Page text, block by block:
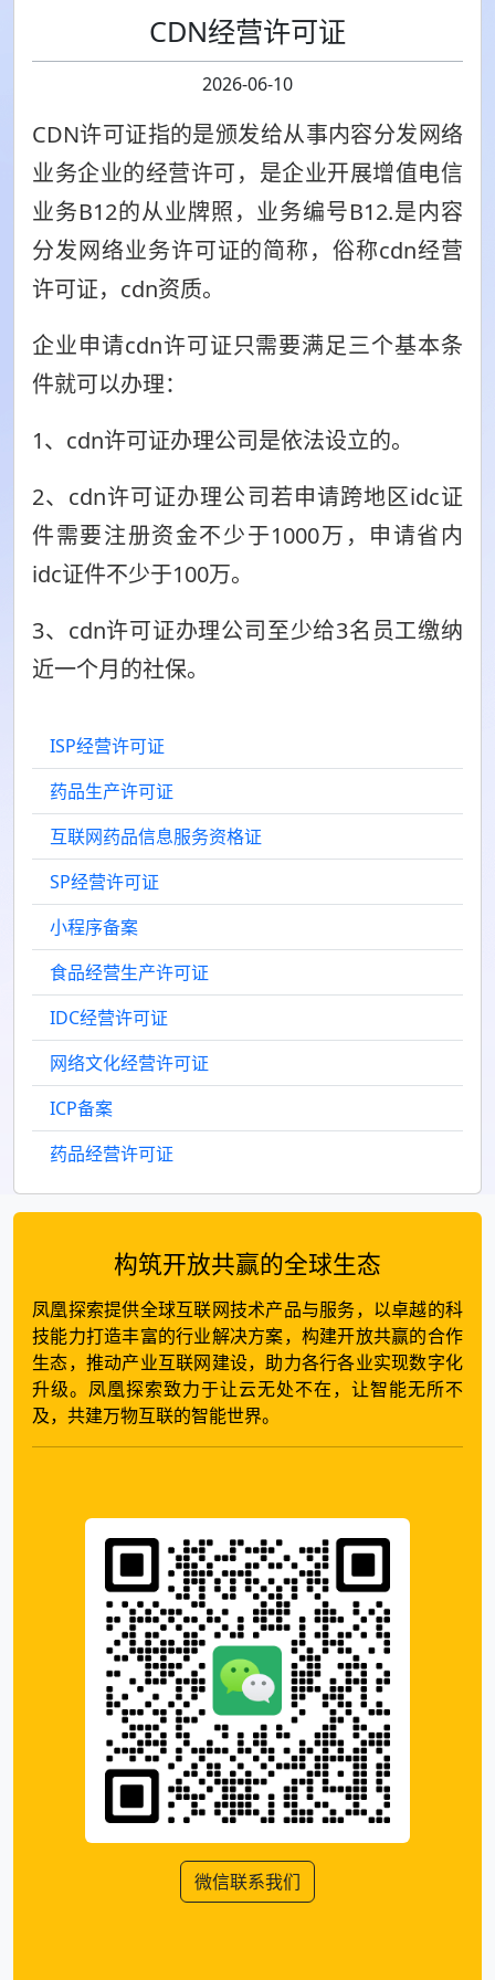
CDN经营许可证
2026-06-10
CDN许可证指的是颁发给从事内容分发网络
业务企业的经营许可，是企业开展增值电信
业务B12的从业牌照，业务编号B12.是内容
分发网络业务许可证的简称，俗称cdn经营
许可证，cdn资质。
企业申请cdn许可证只需要满足三个基本条
件就可以办理：
1、cdn许可证办理公司是依法设立的。
2、cdn许可证办理公司若申请跨地区idc证
件需要注册资金不少于1000万，申请省内
idc证件不少于100万。
3、cdn许可证办理公司至少给3名员工缴纳
近一个月的社保。
ISP经营许可证
药品生产许可证
互联网药品信息服务资格证
SP经营许可证
小程序备案
食品经营生产许可证
IDC经营许可证
网络文化经营许可证
ICP备案
药品经营许可证
构筑开放共赢的全球生态
凤凰探索提供全球互联网技术产品与服务，以卓越的科
技能力打造丰富的行业解决方案，构建开放共赢的合作
生态，推动产业互联网建设，助力各行各业实现数字化
升级。凤凰探索致力于让云无处不在，让智能无所不
及，共建万物互联的智能世界。
微信联系我们